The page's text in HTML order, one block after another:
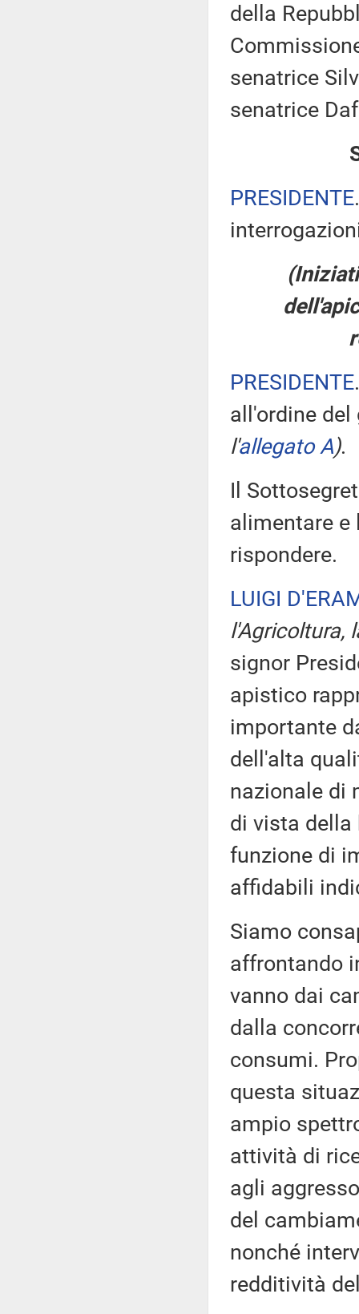
della
senatrice
senatrice
PRESIDENTE
PRESIDENTE
all'ordine
l'allegato A).
Il
alimentare e
rispondere.
LUIGI
l'Agricoltura,
signor
apistico
importante
dell'alta
nazionale di
di vista della
funzione di
affidabili
Siamo
affrontando
vanno dai
dalla
consumi.
questa
ampio
attività di
agli
del
nonché
redditività